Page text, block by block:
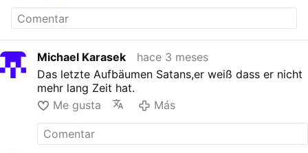
Michael Karasek
hace 3 meses
Das letzte Aufbäumen Satans,er weiß dass er nicht
mehr lang Zeit hat.
Me gusta
Más